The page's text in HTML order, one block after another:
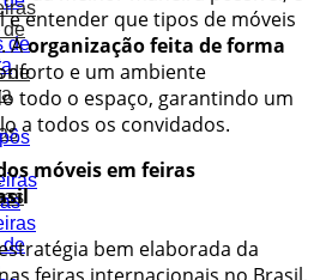
de
de
de
de
e entender que tipos de móveis
Aorganização feita de forma
e um ambiente
todo o espaço, garantindo um
a todos os convidados.
móveis em feiras
bem elaborada da
feiras internacionais no Brasil,